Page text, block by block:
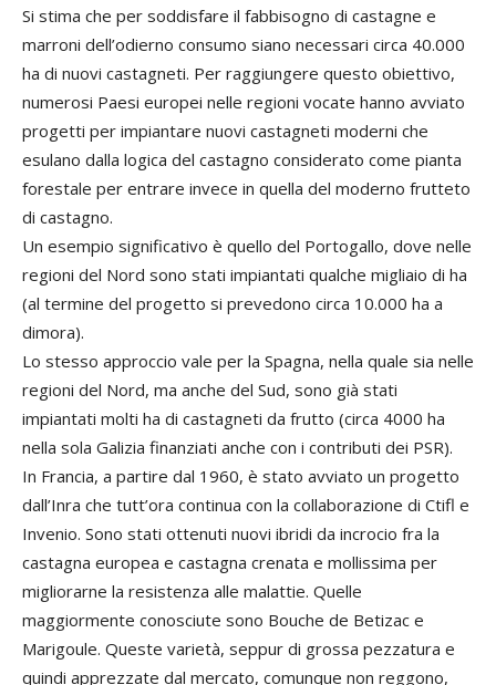
Si stima che per soddisfare il fabbisogno di castagne e
marroni dell’odierno consumo siano necessari circa 40.000
ha di nuovi castagneti. Per raggiungere questo obiettivo,
numerosi Paesi europei nelle regioni vocate hanno avviato
progetti per impiantare nuovi castagneti moderni che
esulano dalla logica del castagno considerato come pianta
forestale per entrare invece in quella del moderno frutteto
di castagno.
Un esempio significativo è quello del Portogallo, dove nelle
regioni del Nord sono stati impiantati qualche migliaio di ha
(al termine del progetto si prevedono circa 10.000 ha a
dimora).
Lo stesso approccio vale per la Spagna, nella quale sia nelle
regioni del Nord, ma anche del Sud, sono già stati
impiantati molti ha di castagneti da frutto (circa 4000 ha
nella sola Galizia finanziati anche con i contributi dei PSR).
In Francia, a partire dal 1960, è stato avviato un progetto
dall’Inra che tutt’ora continua con la collaborazione di Ctifl e
Invenio. Sono stati ottenuti nuovi ibridi da incrocio fra la
castagna europea e castagna crenata e mollissima per
migliorarne la resistenza alle malattie. Quelle
maggiormente conosciute sono Bouche de Betizac e
Marigoule. Queste varietà, seppur di grossa pezzatura e
quindi apprezzate dal mercato, comunque non reggono,